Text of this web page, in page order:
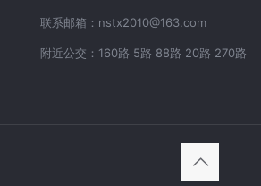
联系邮箱：nstx2010@163.com
附近公交：160路 5路 88路 20路 270路